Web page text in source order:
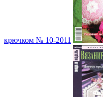
крючком № 10-2011